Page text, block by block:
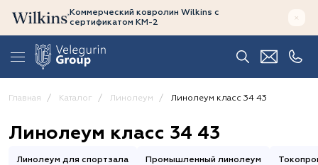
Коммерческий ковролин Wilkins с
сертификатом КМ-2
Главная Каталог Линолеум Линолеум класс 34 43
Линолеум класс 34 43
Линолеум для спортзала Промышленный линолеум